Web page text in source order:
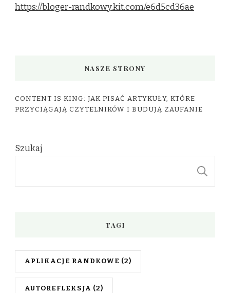
https://bloger-randkowy.kit.com/e6d5cd36ae
NASZE STRONY
CONTENT IS KING: JAK PISAĆ ARTYKUŁY, KTÓRE
PRZYCIĄGAJĄ CZYTELNIKÓW I BUDUJĄ ZAUFANIE
Szukaj
TAGI
APLIKACJE RANDKOWE (2)
AUTOREFLEKSJA (2)